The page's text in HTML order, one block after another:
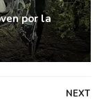
por la
NEXT